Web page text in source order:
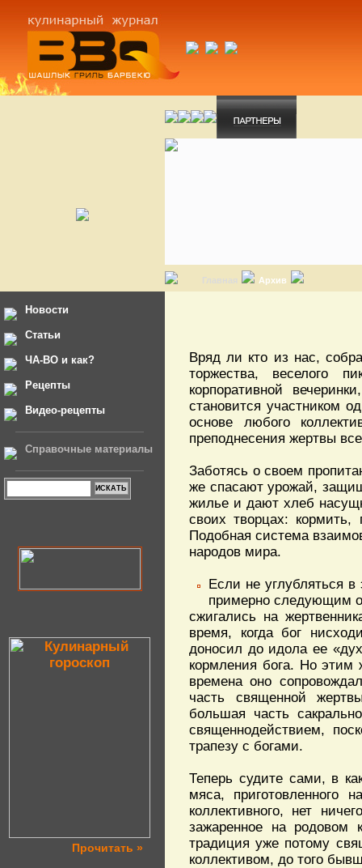
Главная Архив
Новости
Статьи
ЧА-ВО и как?
Рецепты
Видео-рецепты
Справочные материалы
Прочитать »
Вряд ли кто из нас,
торжества, веселого
корпоративной
становится участником
основе любого
преподнесения жертвы
Заботясь о своем
же спасают урожай,
жилье и дают хлеб
своих творцах:
Подобная система
народов мира.
Если не углубляться в
примерно следующим
сжигались на
время, когда бог
доносил до идола ее
кормления бога. Но этим
времена оно
часть священной
большая часть
священнодействием,
трапезу с богами.
Теперь судите сами, в
мяса, приготовленного
коллективного, нет
зажаренное на родовом
традиция уже потому
коллективом, до того